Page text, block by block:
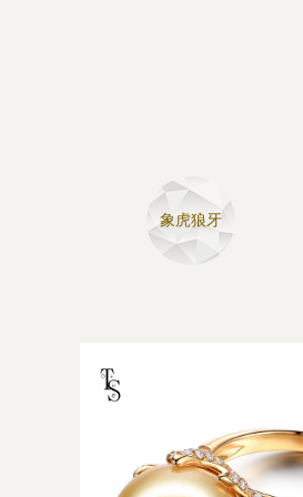
象虎狼牙